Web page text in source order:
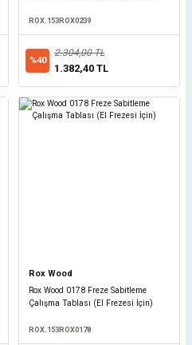
ROX.153ROX0239
%40
2.304,00 TL
1.382,40 TL
Rox Wood
Rox Wood 0178 Freze Sabitleme
Çalışma Tablası (El Frezesi İçin)
ROX.153ROX0178